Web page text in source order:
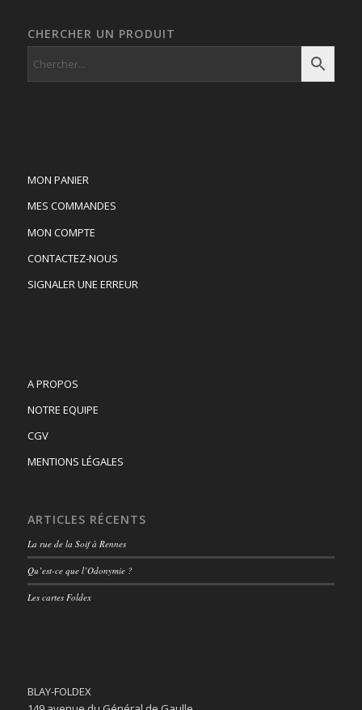
CHERCHER UN PRODUIT
MON PANIER
MES COMMANDES
MON COMPTE
CONTACTEZ-NOUS
SIGNALER UNE ERREUR
A PROPOS
NOTRE EQUIPE
CGV
MENTIONS LÉGALES
ARTICLES RÉCENTS
La rue de la Soif à Rennes
Qu’est-ce que l’Odonymie ?
Les cartes Foldex
BLAY-FOLDEX